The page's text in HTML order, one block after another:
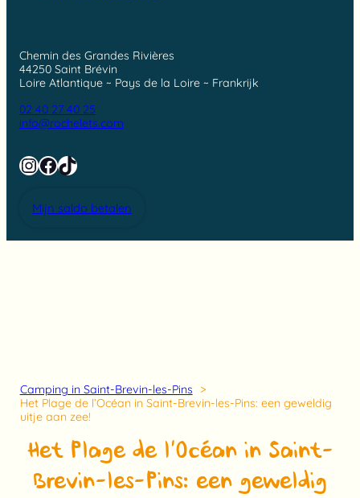
Chemin des Grandes Rivières
44250 Saint Brévin
Loire Atlantique ~ Pays de la Loire ~ Frankrijk
02 40 27 40 25
info@rochelets.com
Instagram
Facebook
TikTok
Mijn saldo betalen
Camping in Saint-Brevin-les-Pins
Het Plage de l’Océan in Saint-Brevin-les-Pins: een geweldig
uitje aan zee!
Het Plage de l’Océan in Saint-
Brevin-les-Pins: een geweldig